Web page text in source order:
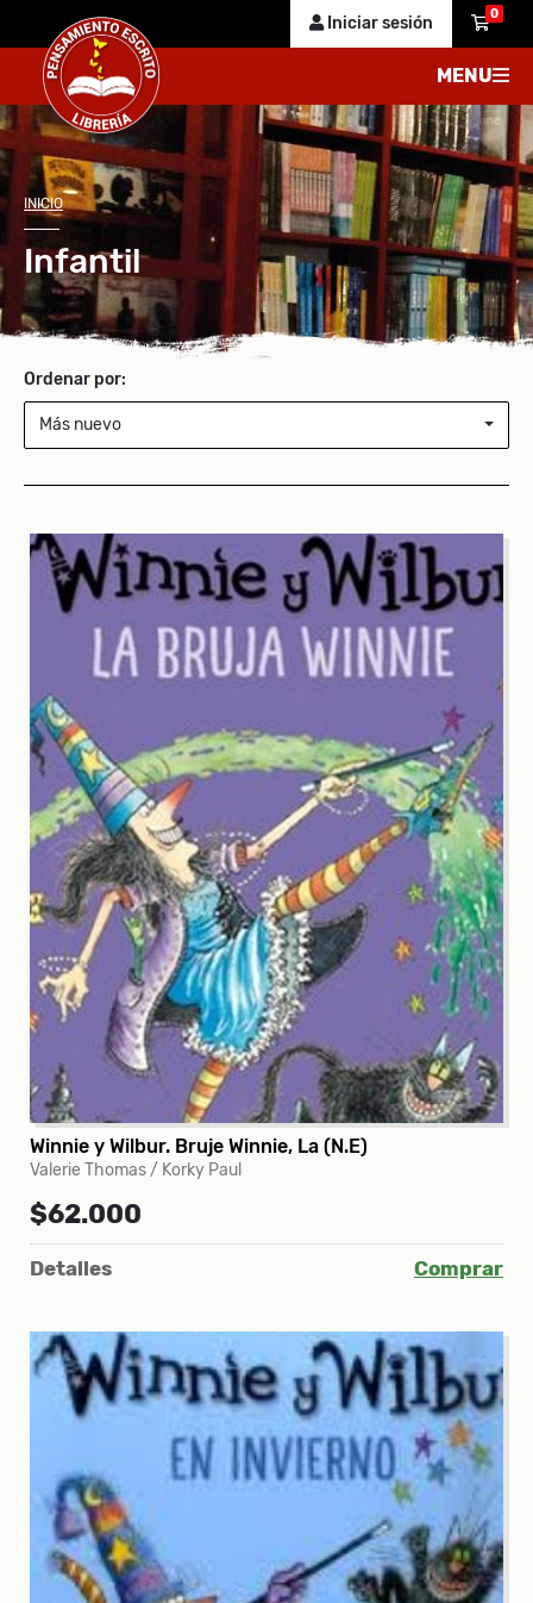
Iniciar sesión 0
MENU
INICIO
Infantil
Ordenar por:
Más nuevo
Winnie y Wilbur. Bruje Winnie, La (N.E)
Valerie Thomas / Korky Paul
$62.000
Detalles Comprar